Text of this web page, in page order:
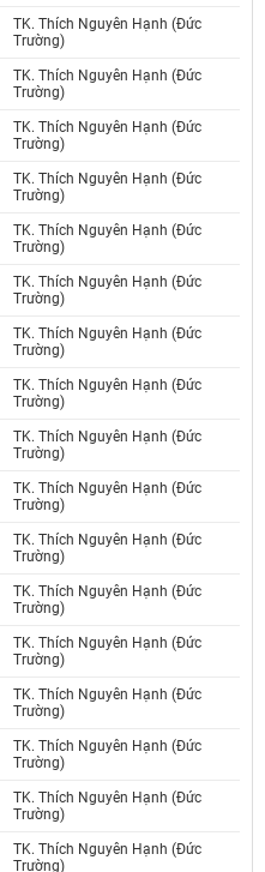
TK. Thích Nguyên Hạnh (Đức
Trường)
TK. Thích Nguyên Hạnh (Đức
Trường)
TK. Thích Nguyên Hạnh (Đức
Trường)
TK. Thích Nguyên Hạnh (Đức
Trường)
TK. Thích Nguyên Hạnh (Đức
Trường)
TK. Thích Nguyên Hạnh (Đức
Trường)
TK. Thích Nguyên Hạnh (Đức
Trường)
TK. Thích Nguyên Hạnh (Đức
Trường)
TK. Thích Nguyên Hạnh (Đức
Trường)
TK. Thích Nguyên Hạnh (Đức
Trường)
TK. Thích Nguyên Hạnh (Đức
Trường)
TK. Thích Nguyên Hạnh (Đức
Trường)
TK. Thích Nguyên Hạnh (Đức
Trường)
TK. Thích Nguyên Hạnh (Đức
Trường)
TK. Thích Nguyên Hạnh (Đức
Trường)
TK. Thích Nguyên Hạnh (Đức
Trường)
TK. Thích Nguyên Hạnh (Đức
Trường)